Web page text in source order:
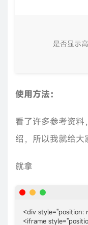
是否显示
使用方法：
看了许多参考资
绍，所以我就给大
就拿
<div style="position:
<iframe